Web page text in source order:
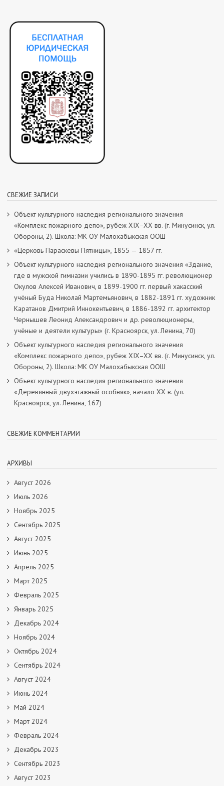
СВЕЖИЕ ЗАПИСИ
Объект культурного наследия регионального значения
«Комплекс пожарного депо», рубеж XIX–XX вв. (г. Минусинск, ул.
Обороны, 2). Школа: МК ОУ Малохабыкская ООШ
«Церковь Параскевы Пятницы», 1855 — 1857 гг.
Объект культурного наследия регионального значения «Здание,
где в мужской гимназии учились в 1890-1895 гг. революционер
Окулов Алексей Иванович, в 1899-1900 гг. первый хакасский
учёный Буда Николай Мартемьянович, в 1882-1891 гг. художник
Каратанов Дмитрий Иннокентьевич, в 1886-1892 гг. архитектор
Чернышев Леонид Александрович и др. революционеры,
учёные и деятели культуры» (г. Красноярск, ул. Ленина, 70)
Объект культурного наследия регионального значения
«Комплекс пожарного депо», рубеж XIX–XX вв. (г. Минусинск, ул.
Обороны, 2). Школа: МК ОУ Малохабыкская ООШ
Объект культурного наследия регионального значения
«Деревянный двухэтажный особняк», начало ХХ в. (ул.
Красноярск, ул. Ленина, 167)
СВЕЖИЕ КОММЕНТАРИИ
АРХИВЫ
Август 2026
Июль 2026
Ноябрь 2025
Сентябрь 2025
Август 2025
Июнь 2025
Апрель 2025
Март 2025
Февраль 2025
Январь 2025
Декабрь 2024
Ноябрь 2024
Октябрь 2024
Сентябрь 2024
Август 2024
Июнь 2024
Май 2024
Март 2024
Февраль 2024
Декабрь 2023
Сентябрь 2023
Август 2023